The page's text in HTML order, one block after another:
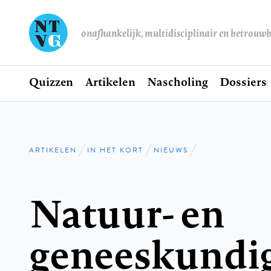
onafhankelijk, multidisciplinair en
Hoofdnavigatie
Home
Quizzen Artikelen Nascholing Dossiers
Kruimelpad
ARTIKELEN IN HET KORT NIEUWS
Natuur- en